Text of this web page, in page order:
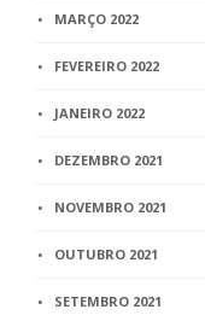
MARÇO 2022
FEVEREIRO 2022
JANEIRO 2022
DEZEMBRO 2021
NOVEMBRO 2021
OUTUBRO 2021
SETEMBRO 2021